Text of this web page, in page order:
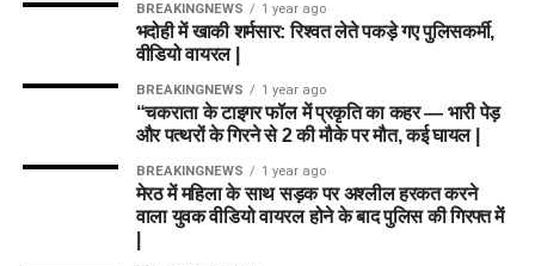
BREAKINGNEWS 1 year ago
भदोही में खाकी शर्मसार: रिश्वत लेते पकड़े गए पुलिसकर्मी,
वीडियो वायरल |
BREAKINGNEWS 1 year ago
“चकराता के टाइगर फॉल में प्रकृति का कहर — भारी पेड़
और पत्थरों के गिरने से 2 की मौके पर मौत, कई घायल |
BREAKINGNEWS 1 year ago
मेरठ में महिला के साथ सड़क पर अश्लील हरकत करने
वाला युवक वीडियो वायरल होने के बाद पुलिस की गिरफ्त में